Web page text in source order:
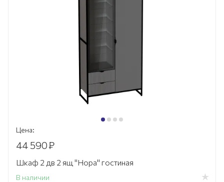
Цена:
44 590₽
Шкаф 2 дв 2 ящ "Нора" гостиная
В наличии